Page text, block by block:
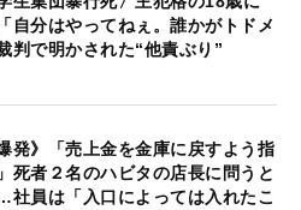
自分はやってねぇ。誰かがトドメ
判で明かされた“他責ぶり”
発》「売上金を金庫に戻すよう指
死者２名のハビタの店長に問うと
社員は「入口によっては入れたこ